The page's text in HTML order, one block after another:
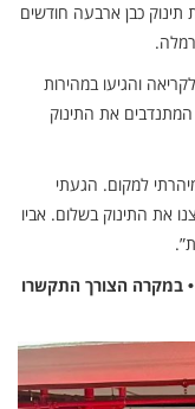
תינוק כבן ארבעה חודשים
והגיעו במהירות
את התינוק
למקום. הגעתי
את התינוק בשלום. אביו
במקרה הצורך התקשרו